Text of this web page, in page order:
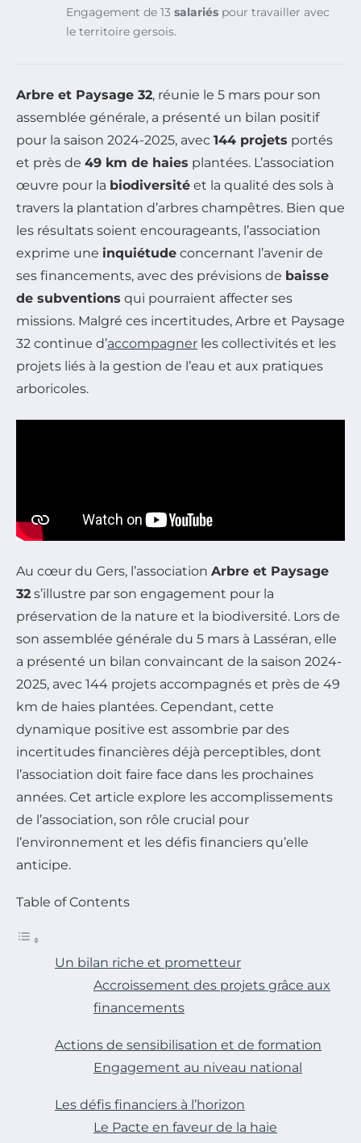
Engagement de 13 salariés pour travailler avec
le territoire gersois.
Arbre et Paysage 32, réunie le 5 mars pour son
assemblée générale, a présenté un bilan positif
pour la saison 2024-2025, avec 144 projets portés
et près de 49 km de haies plantées. L’association
œuvre pour la biodiversité et la qualité des sols à
travers la plantation d’arbres champêtres. Bien que
les résultats soient encourageants, l’association
exprime une inquiétude concernant l’avenir de
ses financements, avec des prévisions de baisse
de subventions qui pourraient affecter ses
missions. Malgré ces incertitudes, Arbre et Paysage
32 continue d’accompagner les collectivités et les
projets liés à la gestion de l’eau et aux pratiques
arboricoles.
Au cœur du Gers, l’association Arbre et Paysage
32 s’illustre par son engagement pour la
préservation de la nature et la biodiversité. Lors de
son assemblée générale du 5 mars à Lasséran, elle
a présenté un bilan convaincant de la saison 2024-
2025, avec 144 projets accompagnés et près de 49
km de haies plantées. Cependant, cette
dynamique positive est assombrie par des
incertitudes financières déjà perceptibles, dont
l’association doit faire face dans les prochaines
années. Cet article explore les accomplissements
de l’association, son rôle crucial pour
l’environnement et les défis financiers qu’elle
anticipe.
Table of Contents
Un bilan riche et prometteur
Accroissement des projets grâce aux
financements
Actions de sensibilisation et de formation
Engagement au niveau national
Les défis financiers à l’horizon
Le Pacte en faveur de la haie